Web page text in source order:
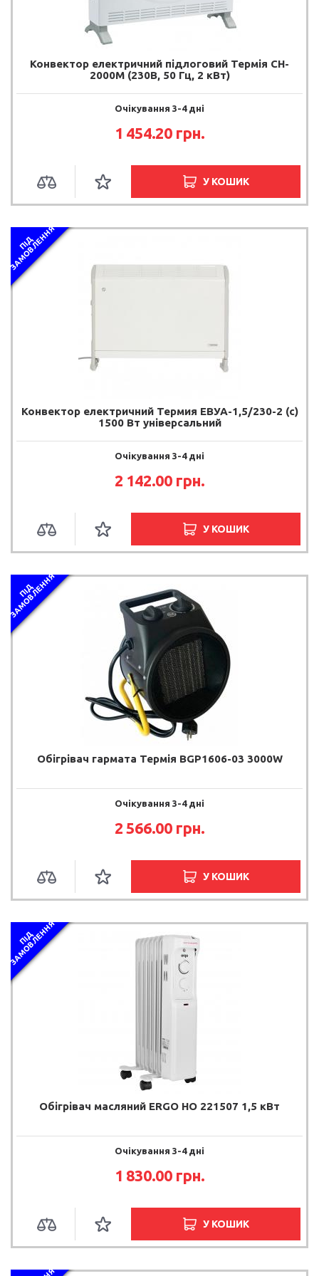
Конвектор електричний підлоговий Термія CH-
2000M (230В, 50 Гц, 2 кВт)
Очікування 3-4 дні
1 454.20 грн.
У КОШИК
П
І
Д
З
А
М
О
В
Л
Е
Н
Н
Я
Конвектор електричний Термия ЕВУА-1,5/230-2 (с)
1500 Вт універсальний
Очікування 3-4 дні
2 142.00 грн.
У КОШИК
П
І
Д
З
А
М
О
В
Л
Е
Н
Н
Я
Обігрівач гармата Термія BGP1606-03 3000W
Очікування 3-4 дні
2 566.00 грн.
У КОШИК
П
І
Д
З
А
М
О
В
Л
Е
Н
Н
Я
Обігрівач масляний ERGO HO 221507 1,5 кВт
Очікування 3-4 дні
1 830.00 грн.
У КОШИК